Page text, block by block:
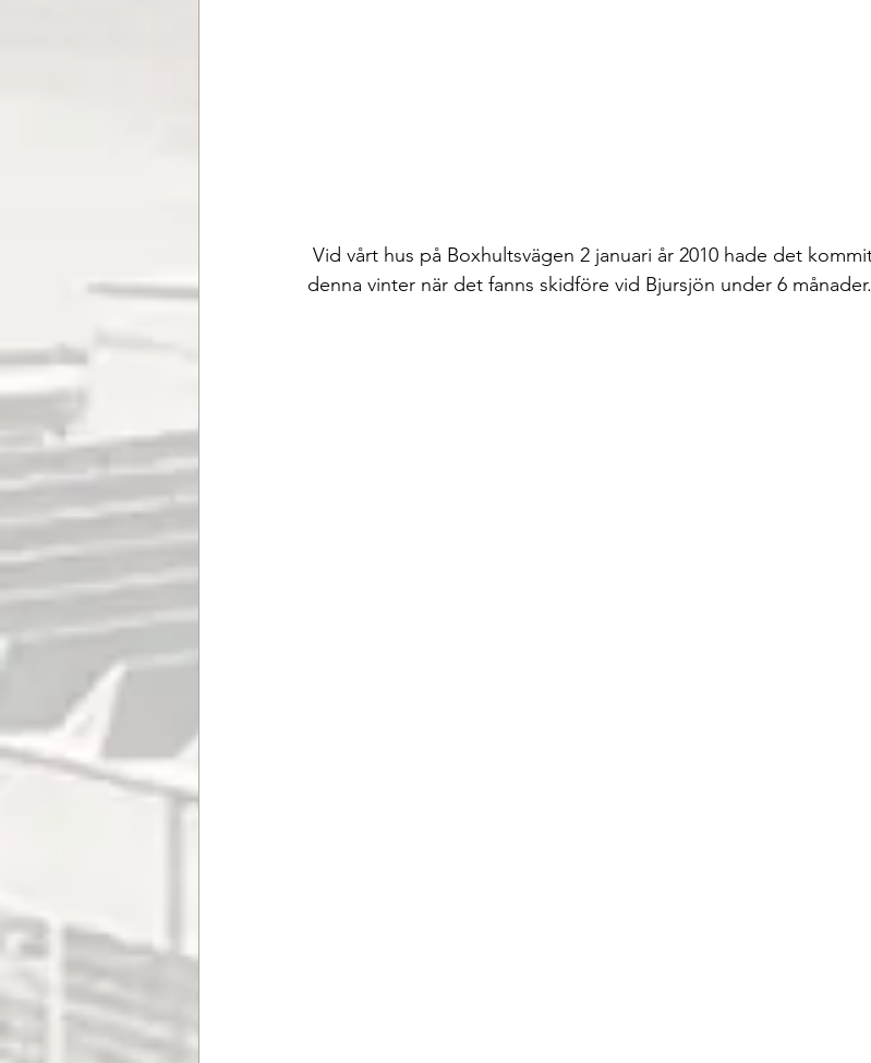
denna vinter när det fanns skidföre vid Bjursjön under 6 månader.